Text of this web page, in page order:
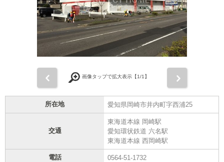
画像タップで拡大表示【1/1】
所在地 愛知県岡崎市井内町字西浦25
交通
東海道本線 岡崎駅
愛知環状鉄道 六名駅
東海道本線 西岡崎駅
電話 0564-51-1732